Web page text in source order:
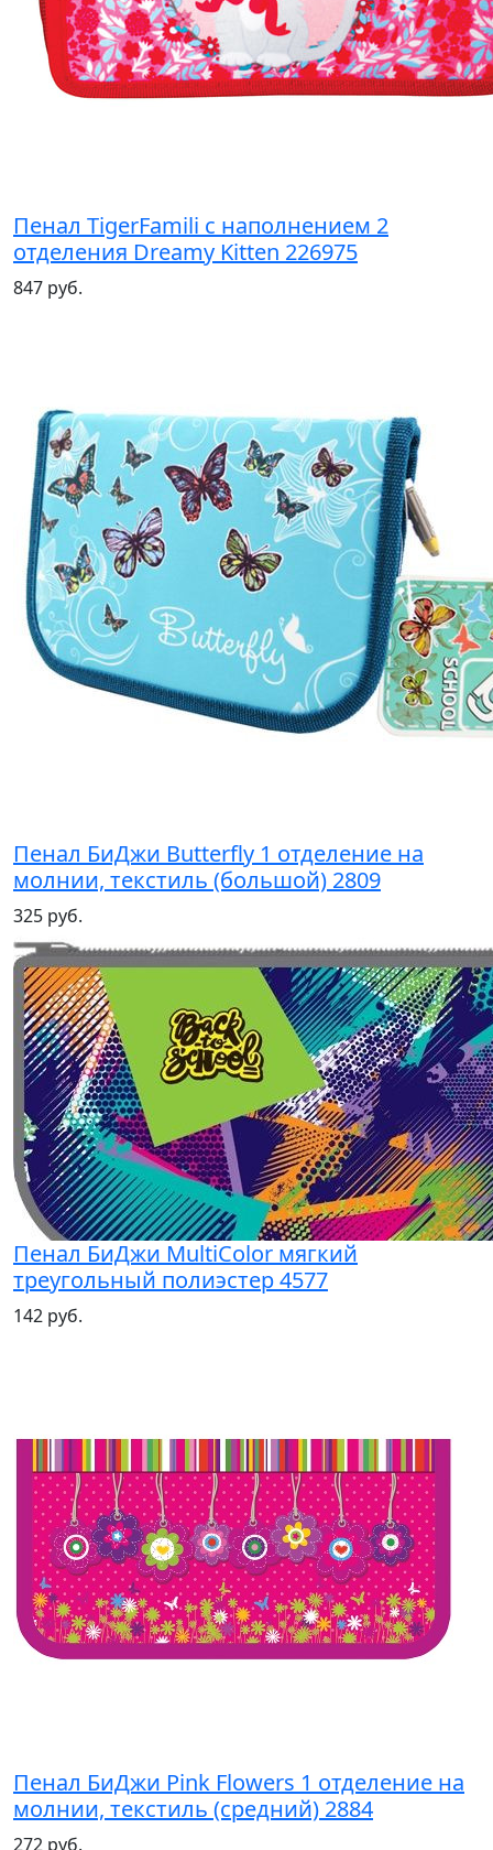
Пенал TigerFamili с наполнением 2
отделения Dreamy Kitten 226975
847 руб.
Пенал БиДжи Butterfly 1 отделение на
молнии, текстиль (большой) 2809
325 руб.
Пенал БиДжи MultiColor мягкий
треугольный полиэстер 4577
142 руб.
Пенал БиДжи Pink Flowers 1 отделение на
молнии, текстиль (средний) 2884
272 руб.